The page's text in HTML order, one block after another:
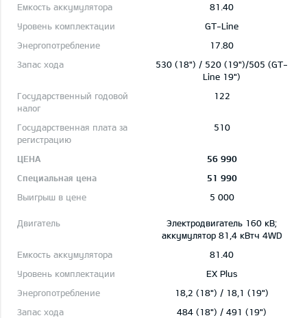
81.40
GT-Line
17.80
530 (18") / 520 (19")/505 (GT-
Line 19")
122
510
56 990
51 990
5 000
Электродвигатель 160 кВ;
aккумулятор 81,4 кВтч 4WD
81.40
EX Plus
18,2 (18") / 18,1 (19")
484 (18") / 491 (19")